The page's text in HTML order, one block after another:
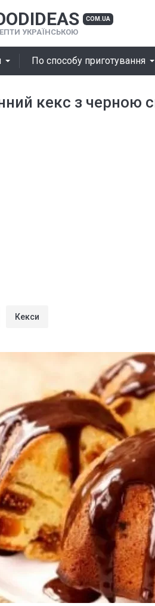
COM.UA
УКРАЇНСЬКОЮ
По способу приготування
кекс з черною
Кекси